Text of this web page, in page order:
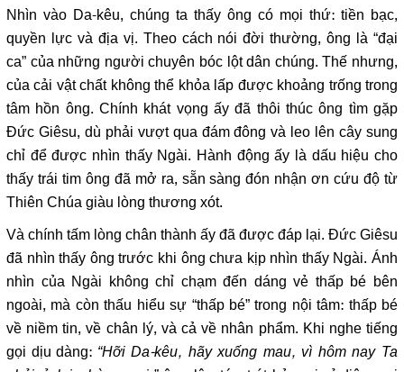
Nhìn vào Da-kêu, chúng ta thấy ông có mọi thứ: tiền bạc,
quyền lực và địa vị. Theo cách nói đời thường, ông là “đại
ca” của những người chuyên bóc lột dân chúng. Thế nhưng,
của cải vật chất không thể khỏa lấp được khoảng trống trong
tâm hồn ông. Chính khát vọng ấy đã thôi thúc ông tìm gặp
Đức Giêsu, dù phải vượt qua đám đông và leo lên cây sung
chỉ để được nhìn thấy Ngài. Hành động ấy là dấu hiệu cho
thấy trái tim ông đã mở ra, sẵn sàng đón nhận ơn cứu độ từ
Thiên Chúa giàu lòng thương xót.
Và chính tấm lòng chân thành ấy đã được đáp lại. Đức Giêsu
đã nhìn thấy ông trước khi ông chưa kịp nhìn thấy Ngài. Ánh
nhìn của Ngài không chỉ chạm đến dáng vẻ thấp bé bên
ngoài, mà còn thấu hiểu sự “thấp bé” trong nội tâm: thấp bé
về niềm tin, về chân lý, và cả về nhân phẩm. Khi nghe tiếng
gọi dịu dàng: “Hỡi Da-kêu, hãy xuống mau, vì hôm nay Ta